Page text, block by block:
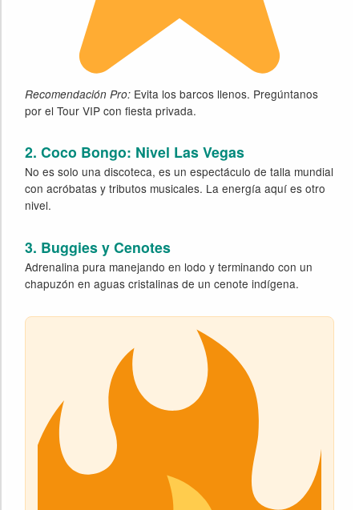
Recomendación Pro: Evita los barcos llenos. Pregúntanos
por el Tour VIP con fiesta privada.
2. Coco Bongo: Nivel Las Vegas
No es solo una discoteca, es un espectáculo de talla mundial
con acróbatas y tributos musicales. La energía aquí es otro
nivel.
3. Buggies y Cenotes
Adrenalina pura manejando en lodo y terminando con un
chapuzón en aguas cristalinas de un cenote indígena.